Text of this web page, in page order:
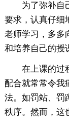
为了弥补自己
要求，认真仔细
老师学习，多多
和培养自己的授
在上课的过程
配合就常常令我
法。如罚站、罚
秩序。然而，这